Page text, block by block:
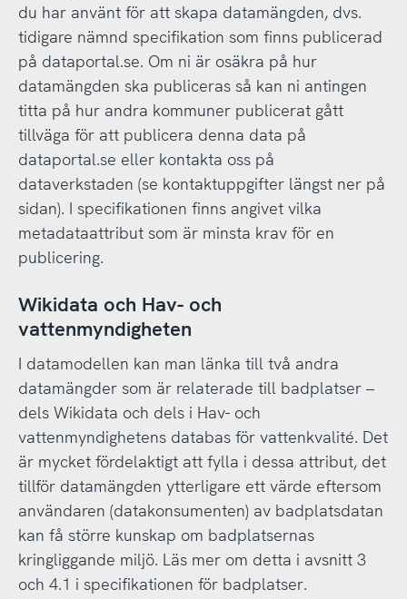
du har använt för att skapa datamängden, dvs.
tidigare nämnd specifikation som finns publicerad
på dataportal.se. Om ni är osäkra på hur
datamängden ska publiceras så kan ni antingen
titta på hur andra kommuner publicerat gått
tillväga för att publicera denna data på
dataportal.se eller kontakta oss på
dataverkstaden (se kontaktuppgifter längst ner på
sidan). I specifikationen finns angivet vilka
metadataattribut som är minsta krav för en
publicering.
Wikidata och Hav- och
vattenmyndigheten
I datamodellen kan man länka till två andra
datamängder som är relaterade till badplatser –
dels Wikidata och dels i Hav- och
vattenmyndighetens databas för vattenkvalité. Det
är mycket fördelaktigt att fylla i dessa attribut, det
tillför datamängden ytterligare ett värde eftersom
användaren (datakonsumenten) av badplatsdatan
kan få större kunskap om badplatsernas
kringliggande miljö. Läs mer om detta i avsnitt 3
och 4.1 i specifikationen för badplatser.